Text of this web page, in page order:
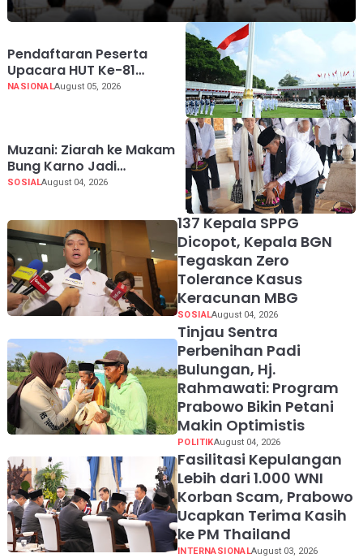
Pendaftaran Peserta
Upacara HUT Ke-81
Kemerdekaan RI di Istana
NASIONALAugust 05, 2026
Muzani: Ziarah ke Makam
Bung Karno Jadi
Pengingat Indonesia
SOSIALAugust 04, 2026
137 Kepala SPPG
Dicopot, Kepala BGN
Tegaskan Zero
Tolerance Kasus
Keracunan MBG
SOSIALAugust 04, 2026
Tinjau Sentra
Perbenihan Padi
Bulungan, Hj.
Rahmawati: Program
Prabowo Bikin Petani
Makin Optimistis
POLITIKAugust 04, 2026
Fasilitasi Kepulangan
Lebih dari 1.000 WNI
Korban Scam, Prabowo
Ucapkan Terima Kasih
ke PM Thailand
INTERNASIONALAugust 03, 2026